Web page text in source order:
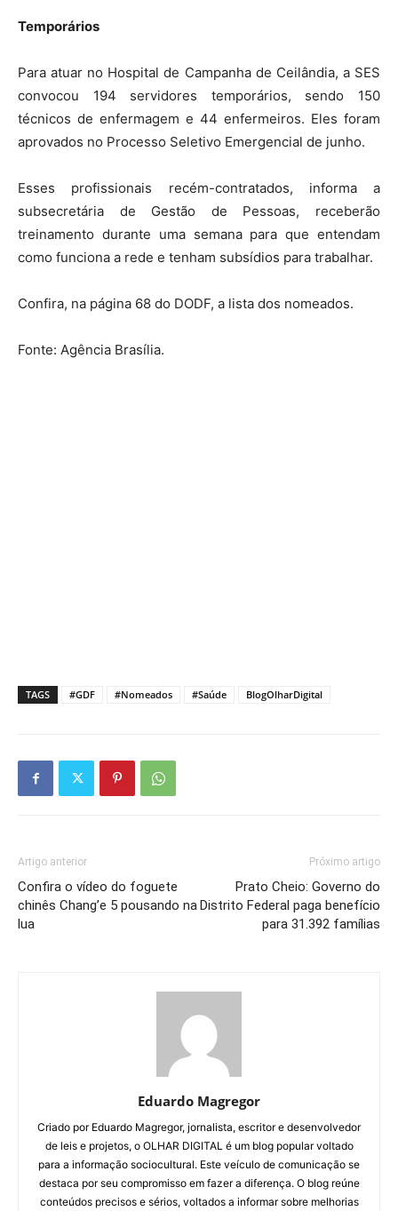
Temporários
Para atuar no Hospital de Campanha de Ceilândia, a SES
convocou 194 servidores temporários, sendo 150
técnicos de enfermagem e 44 enfermeiros. Eles foram
aprovados no Processo Seletivo Emergencial de junho.
Esses profissionais recém-contratados, informa a
subsecretária de Gestão de Pessoas, receberão
treinamento durante uma semana para que entendam
como funciona a rede e tenham subsídios para trabalhar.
Confira, na página 68 do DODF, a lista dos nomeados.
Fonte: Agência Brasília.
TAGS #GDF #Nomeados #Saúde BlogOlharDigital
Artigo anterior
Confira o vídeo do foguete
chinês Chang’e 5 pousando na
lua
Próximo artigo
Prato Cheio: Governo do
Distrito Federal paga benefício
para 31.392 famílias
Eduardo Magregor
Criado por Eduardo Magregor, jornalista, escritor e desenvolvedor
de leis e projetos, o OLHAR DIGITAL é um blog popular voltado
para a informação sociocultural. Este veículo de comunicação se
destaca por seu compromisso em fazer a diferença. O blog reúne
conteúdos precisos e sérios, voltados a informar sobre melhorias